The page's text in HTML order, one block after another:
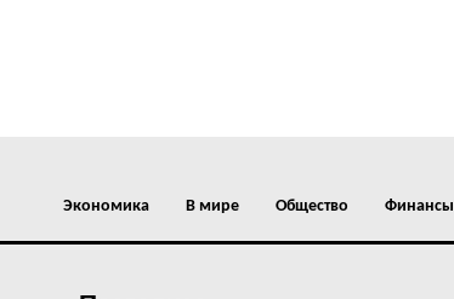
Экономика В мире Общество Финансы